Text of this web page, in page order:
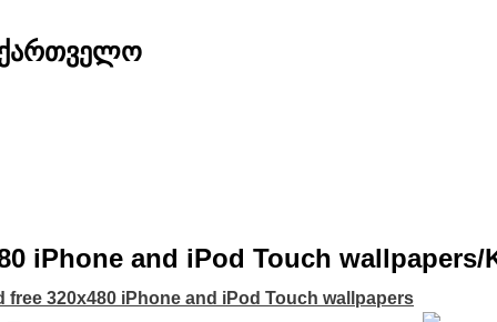
iPhone and iPod Touch wallpapers/
free 320x480 iPhone and iPod Touch wallpapers